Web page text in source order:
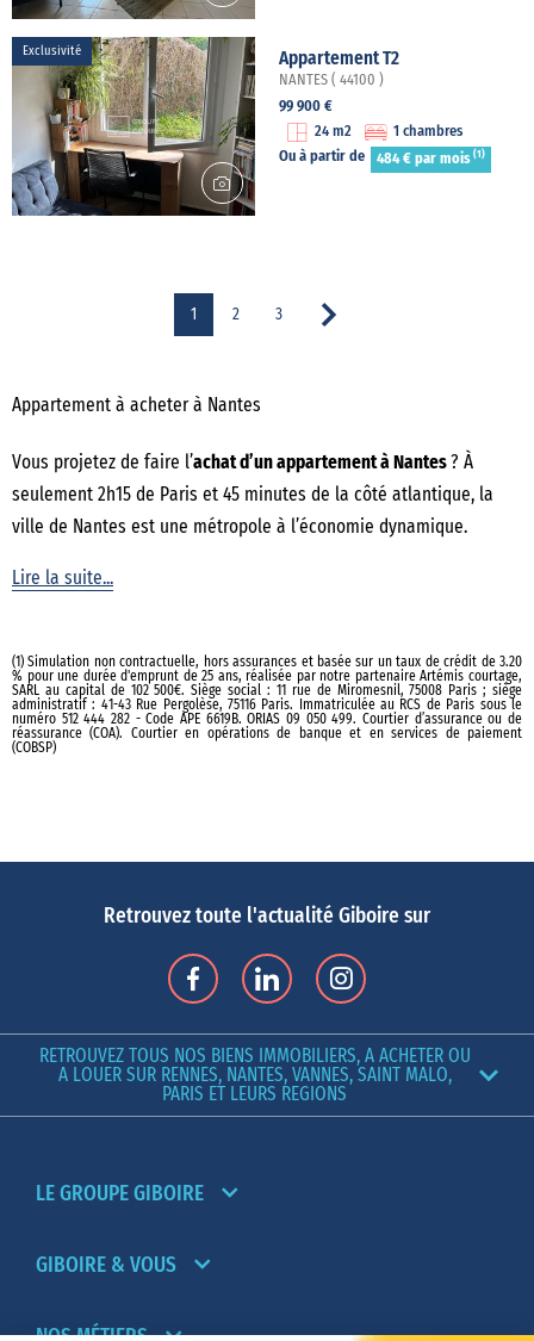
Exclusivité Appartement T2
NANTES ( 44100 )
99 900 €
24 m2
1 chambres
Ou à partir de
484 € par mois (1)
1 2 3
Appartement à acheter à Nantes
Vous projetez de faire l’achat d’un appartement à Nantes? À
seulement 2h15 de Paris et 45 minutes de la côté atlantique, la
ville de Nantes est une métropole à l’économie dynamique.
réseau de transports en commun bien développé et d’une vie
appartement à Nantes, vous pourrez profiter de ses nombreuses
balades vertes. En effet, élue capitale verte par la Commission
européenne en 2013 et capitale européenne de l’innovation en
2019, la cité des Ducs offre un cadre de vie exceptionnel qui
appartement à Nantes, c’est aussi profiter d’un air de très bonne
actifs. La métropole attire plus de 2 millions de visiteurs par an
grâce à ses sites d’exception, à l’instar du musée Jules Vernes, du
etc. Quant à ses principaux pôles économiques, notons : Nantes
Saint-Nazaire, Saint Philbert de Grand lieu, Rezé, La Chantrerie,
Vous envisagez l’achat d’un appartement à Nantes
des activités culturelles et se détendre. De nombreux secteurs
Lire la suite...
(1) Simulation non contractuelle, hors assurances et basée sur un taux de crédit de 3.20
% pour une durée d'emprunt de 25 ans, réalisée par notre partenaire Artémis courtage,
SARL au capital de 102 500€. Siège social : 11 rue de Miromesnil, 75008 Paris ; siège
administratif : 41-43 Rue Pergolèse, 75116 Paris. Immatriculée au RCS de Paris sous le
numéro 512 444 282 - Code APE 6619B. ORIAS 09 050 499. Courtier d’assurance ou de
réassurance (COA). Courtier en opérations de banque et en services de paiement
(COBSP)
Retrouvez toute l'actualité Giboire sur
RETROUVEZ TOUS NOS BIENS IMMOBILIERS, A ACHETER OU
A LOUER SUR RENNES, NANTES, VANNES, SAINT MALO,
PARIS ET LEURS REGIONS
LE GROUPE GIBOIRE
GIBOIRE & VOUS